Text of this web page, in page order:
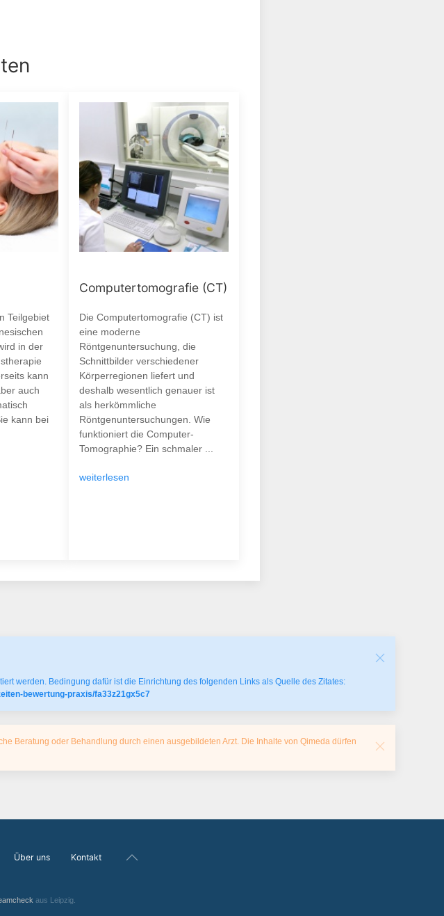
Teilgebiet
in der
kann
auch
kann bei
Computertomografie (CT)
Die Computertomografie (CT) ist
eine moderne
Röntgenuntersuchung, die
Schnittbilder verschiedener
Körperregionen liefert und
deshalb wesentlich genauer ist
als herkömmliche
Röntgenuntersuchungen. Wie
funktioniert die Computer-
Tomographie? Ein schmaler ...
weiterlesen
werden. Bedingung dafür ist die Einrichtung des folgenden Links als Quelle des Zitates:
bewertung-praxis/fa33z21gx5c7
Beratung oder Behandlung durch einen ausgebildeten Arzt. Die Inhalte von Qimeda dürfen
Über uns Kontakt
aus Leipzig.